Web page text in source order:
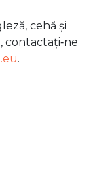
cehă și
contactați‑ne
.